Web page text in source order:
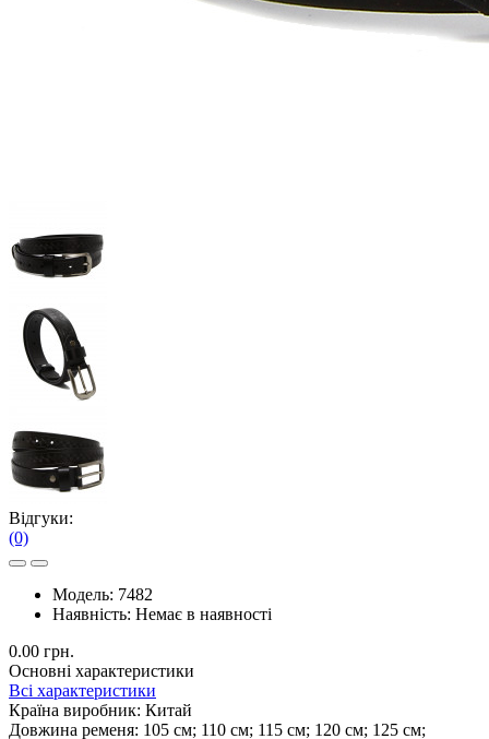
Відгуки:
(0)
Модель: 7482
Наявність: Немає в наявності
0.00 грн.
Основні характеристики
Всі характеристики
Країна виробник: Китай
Довжина ременя: 105 см; 110 см; 115 см; 120 см; 125 см;